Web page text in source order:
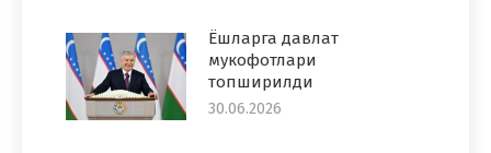
Ёшларга давлат
мукофотлари
топширилди
30.06.2026